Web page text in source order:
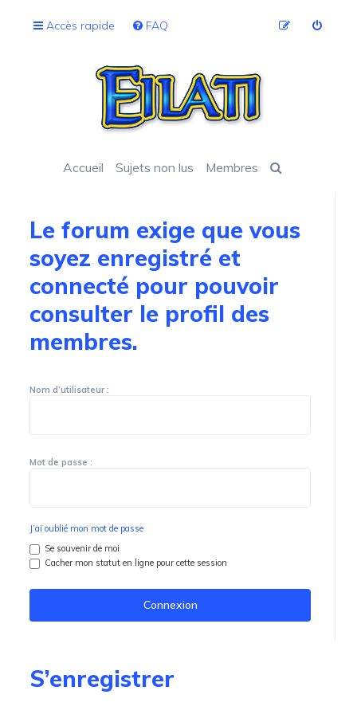
Accès rapide FAQ
Accueil Sujets non lus Membres
Le forum exige que vous
soyez enregistré et
connecté pour pouvoir
consulter le profil des
membres.
Nom d’utilisateur :
Mot de passe :
J’ai oublié mon mot de passe
Se souvenir de moi
Cacher mon statut en ligne pour cette session
S’enregistrer